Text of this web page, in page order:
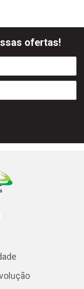
ofertas!